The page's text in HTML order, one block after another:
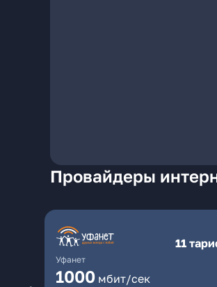
Провайдеры
Уфанет
11
1000 мбит/сек